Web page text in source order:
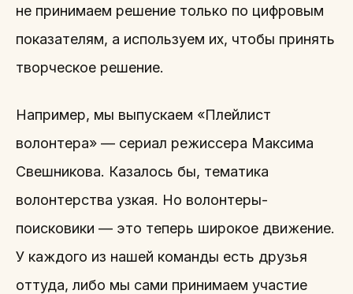
не принимаем решение только по цифровым
показателям, а используем их, чтобы принять
творческое решение.
Например, мы выпускаем «Плейлист
волонтера» — сериал режиссера Максима
Свешникова. Казалось бы, тематика
волонтерства узкая. Но волонтеры-
поисковики — это теперь широкое движение.
У каждого из нашей команды есть друзья
оттуда, либо мы сами принимаем участие